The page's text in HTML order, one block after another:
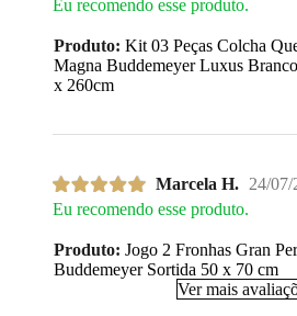
Eu recomendo esse produto.
Produto: Kit 03 Peças Colcha
Magna Buddemeyer Luxus
x 260cm
Marcela H. 24/07/
Eu recomendo esse produto.
Produto: Jogo 2 Fronhas Gran
Buddemeyer Sortida 50 x 70 cm
Ver mais